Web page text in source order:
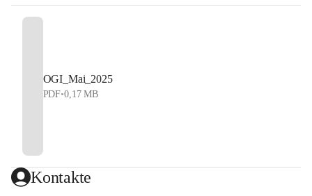
OGI_Mai_2025
PDF•0,17 MB
Kontakte